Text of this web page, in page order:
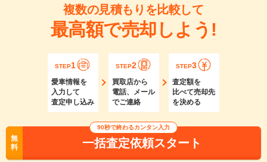
複数の見積もりを比較して
最高額で売却しよう!
STEP1
愛車情報を
入力して
査定申し込み
STEP2
買取店から
電話、メール
でご連絡
STEP3
査定額を
比べて売却先
を決める
無
料
90秒で終わるカンタン入力
一括査定依頼スタート